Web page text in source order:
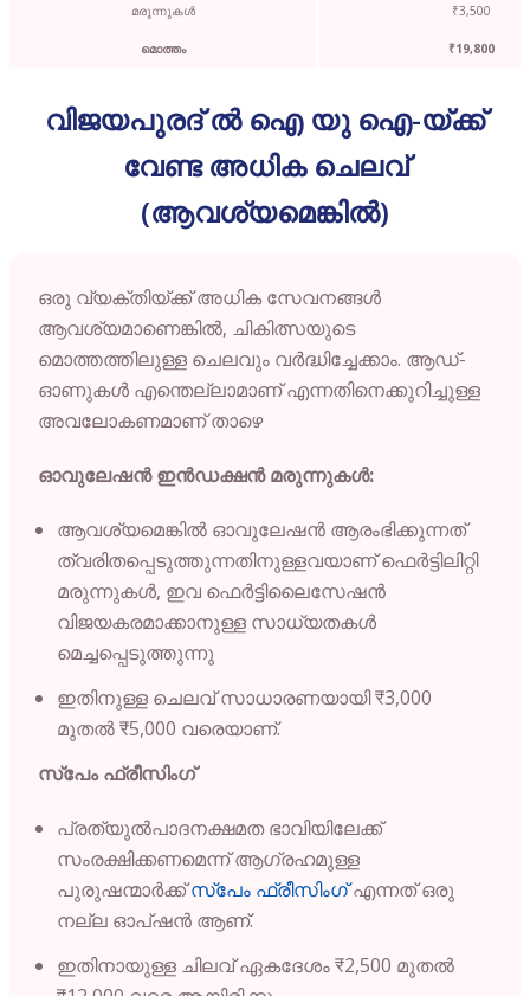
മരുന്നുകൾ ₹3,500
മൊത്തം ₹19,800
വിജയപുരദ് ൽ ഐ യു ഐ-യ്ക്ക്
വേണ്ട അധിക ചെലവ്
(ആവശ്യമെങ്കിൽ)
ഒരു വ്യക്തിയ്ക്ക് അധിക സേവനങ്ങൾ
ആവശ്യമാണെങ്കിൽ, ചികിത്സയുടെ
മൊത്തത്തിലുള്ള ചെലവും വർദ്ധിച്ചേക്കാം. ആഡ്-
ഓണുകൾ എന്തെല്ലാമാണ് എന്നതിനെക്കുറിച്ചുള്ള
അവലോകണമാണ് താഴെ
ഓവുലേഷൻ ഇൻഡക്ഷൻ മരുന്നുകൾ:
ആവശ്യമെങ്കിൽ ഓവുലേഷൻ ആരംഭിക്കുന്നത്
ത്വരിതപ്പെടുത്തുന്നതിനുള്ളവയാണ് ഫെർട്ടിലിറ്റി
മരുന്നുകൾ, ഇവ ഫെർട്ടിലൈസേഷൻ
വിജയകരമാക്കാനുള്ള സാധ്യതകൾ
മെച്ചപ്പെടുത്തുന്നു
ഇതിനുള്ള ചെലവ് സാധാരണയായി ₹3,000
മുതൽ ₹5,000 വരെയാണ്.
സ്പേം ഫ്രീസിംഗ്
പ്രത്യുൽപാദനക്ഷമത ഭാവിയിലേക്ക്
സംരക്ഷിക്കണമെന്ന് ആഗ്രഹമുള്ള
പുരുഷന്മാർക്ക് സ്പേം ഫ്രീസിംഗ്എന്നത് ഒരു
നല്ല ഓപ്ഷൻ ആണ്.
ഇതിനായുള്ള ചിലവ് ഏകദേശം ₹2,500 മുതൽ